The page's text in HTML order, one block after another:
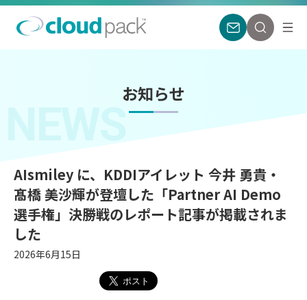
お知らせ
NEWS
AIsmiley に、KDDIアイレット 今井 勇貴・
髙橋 美沙輝が登壇した「Partner AI Demo
選手権」決勝戦のレポート記事が掲載されま
した
2026年6月15日